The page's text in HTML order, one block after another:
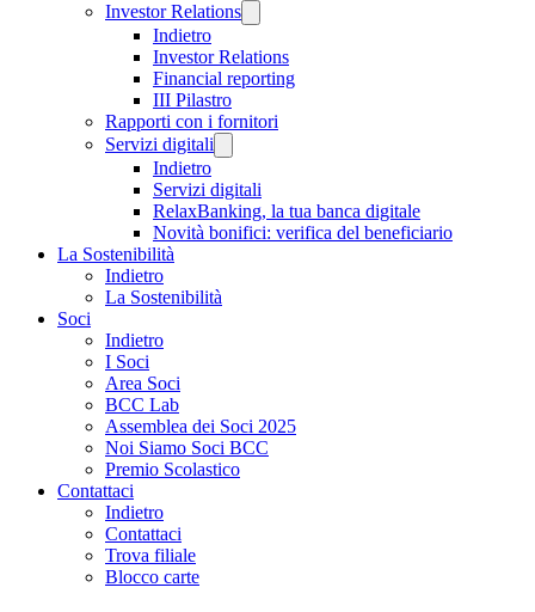
Investor Relations
Indietro
Investor Relations
Financial reporting
III Pilastro
Rapporti con i fornitori
Servizi digitali
Indietro
Servizi digitali
RelaxBanking, la tua banca digitale
Novità bonifici: verifica del beneficiario
La Sostenibilità
Indietro
La Sostenibilità
Soci
Indietro
I Soci
Area Soci
BCC Lab
Assemblea dei Soci 2025
Noi Siamo Soci BCC
Premio Scolastico
Contattaci
Indietro
Contattaci
Trova filiale
Blocco carte